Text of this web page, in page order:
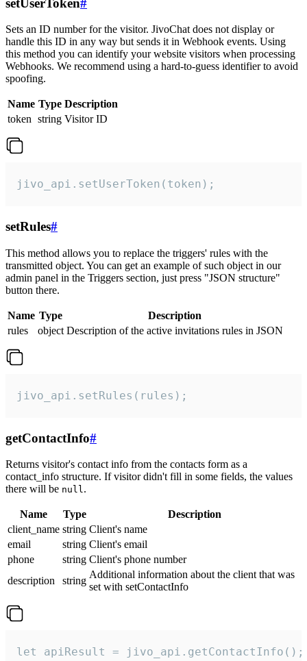
setUserToken#
Sets an ID number for the visitor. JivoChat does not display or
handle this ID in any way but sends it in Webhook events. Using
this method you can identify your website visitors when processing
Webhooks. We recommend using a hard-to-guess identifier to avoid
spoofing.
Name Type Description
token string Visitor ID
jivo_api.setUserToken(token);
setRules#
This method allows you to replace the triggers' rules with the
transmitted object. You can get an example of such object in our
admin panel in the Triggers section, just press "JSON structure"
button there.
Name Type
Description
rules
object Description of the active invitations rules in JSON
jivo_api.setRules(rules);
getContactInfo#
Returns visitor's contact info from the contacts form as a
contact_info structure. If visitor didn't fill in some fields, the values
there will be null.
Name Type
Description
client_name string Client's name
email
string Client's email
phone
string Client's phone number
description
string
Additional information about the client that was
set with setContactInfo
let apiResult = jivo_api.getContactInfo();